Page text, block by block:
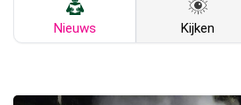
Nieuws Kijken